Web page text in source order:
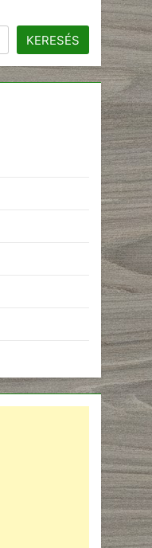
KERESÉS